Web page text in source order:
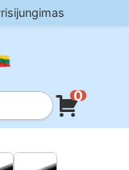
0